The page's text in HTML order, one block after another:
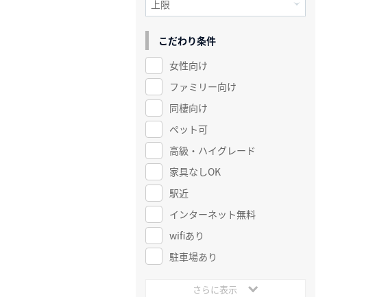
こだわり条件
女性向け
ファミリー向け
同棲向け
ペット可
高級・ハイグレード
家具なしOK
駅近
インターネット無料
wifiあり
駐車場あり
さらに表示